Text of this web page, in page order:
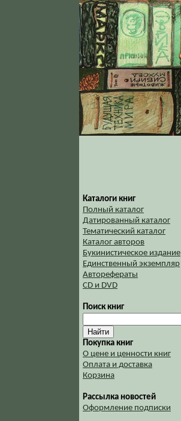
Каталоги книг
Полный каталог
Датированный каталог
Тематический каталог
Каталог авторов
Букинистическое издание
Единственный экземпляр
Авторефераты
CD и DVD
Поиск книг
Покупка книг
О цене и ценности книг
Оплата и доставка
Корзина
Рассылка новостей
Оформление подписки